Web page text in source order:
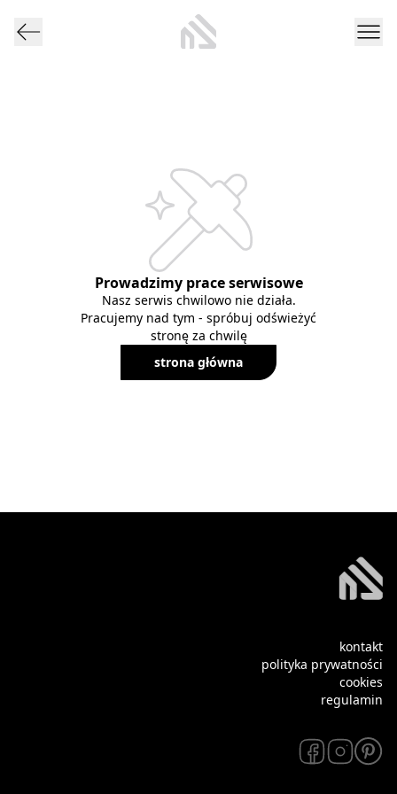
Prowadzimy prace serwisowe
Nasz serwis chwilowo nie działa.
Pracujemy nad tym - spróbuj odświeżyć
stronę za chwilę
strona główna
kontakt
polityka prywatności
cookies
regulamin